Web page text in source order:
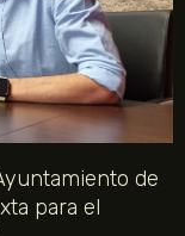
de
para el